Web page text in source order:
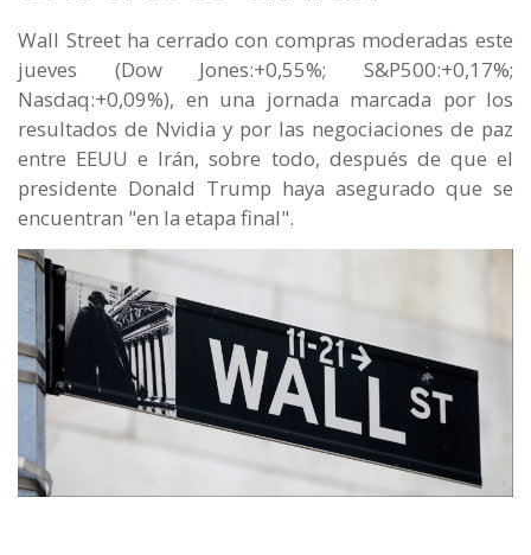
Wall Street ha cerrado con compras moderadas este
jueves (Dow Jones:+0,55%; S&P500:+0,17%;
Nasdaq:+0,09%), en una jornada marcada por los
resultados de Nvidia y por las negociaciones de paz
entre EEUU e Irán, sobre todo, después de que el
presidente Donald Trump haya asegurado que se
encuentran "en la etapa final".